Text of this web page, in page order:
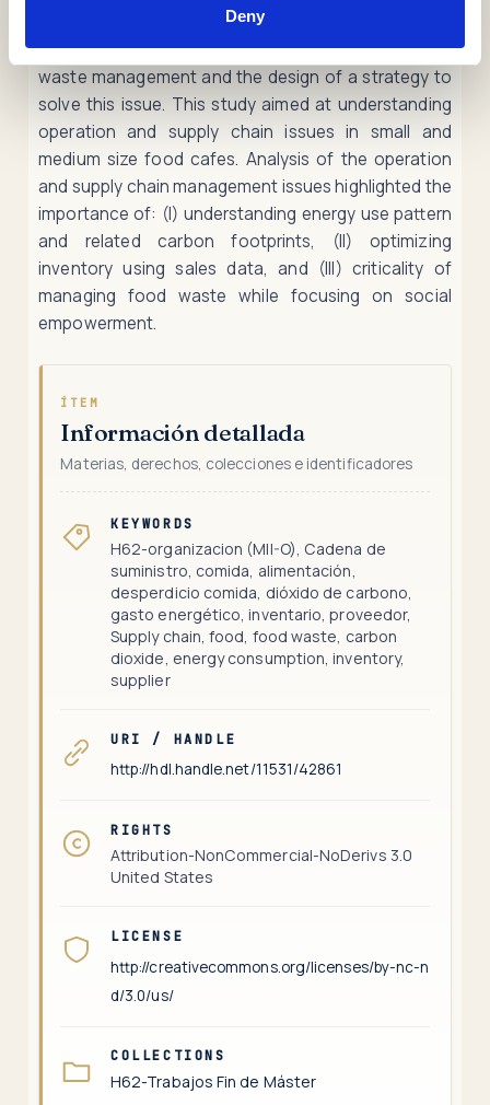
Deny
footprint of the electricity usage in the kitchen;
lastly, the study of Main campus cafeteria food
waste management and the design of a strategy to
solve this issue. This study aimed at understanding
operation and supply chain issues in small and
medium size food cafes. Analysis of the operation
and supply chain management issues highlighted the
importance of: (I) understanding energy use pattern
and related carbon footprints, (II) optimizing
inventory using sales data, and (III) criticality of
managing food waste while focusing on social
empowerment.
ÍTEM
Información detallada
Materias, derechos, colecciones e identificadores
KEYWORDS
H62-organizacion (MII-O), Cadena de
suministro, comida, alimentación,
desperdicio comida, dióxido de carbono,
gasto energético, inventario, proveedor,
Supply chain, food, food waste, carbon
dioxide, energy consumption, inventory,
supplier
URI / HANDLE
http://hdl.handle.net/11531/42861
RIGHTS
Attribution-NonCommercial-NoDerivs 3.0
United States
LICENSE
http://creativecommons.org/licenses/by-nc-n
d/3.0/us/
COLLECTIONS
H62-Trabajos Fin de Máster